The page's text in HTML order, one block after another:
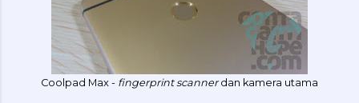
Coolpad Max - fingerprint scannerdan kamera utama